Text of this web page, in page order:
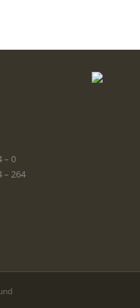
– 0
– 264